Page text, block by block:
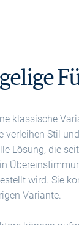
klassische
verleihen Stil
Lösung, die
wird. Sie
Variante.